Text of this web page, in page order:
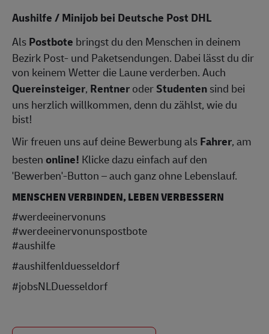
Aushilfe / Minijob bei Deutsche Post DHL
AlsPostbote bringst du den Menschen in deinem
Bezirk Post- und Paketsendungen. Dabei lässt du dir
von keinem Wetter die Laune verderben. Auch
Quereinsteiger, RentneroderStudentensind bei
uns herzlich willkommen, denn du zählst, wie du
bist!
Wir freuen uns auf deine Bewerbung alsFahrer, am
bestenonline! Klicke dazu einfach auf den
'Bewerben'-Button – auch ganz ohne Lebenslauf.
MENSCHEN VERBINDEN, LEBEN VERBESSERN
#werdeeinervonuns
#werdeeinervonunspostbote
#aushilfe
#aushilfenlduesseldorf
#jobsNLDuesseldorf